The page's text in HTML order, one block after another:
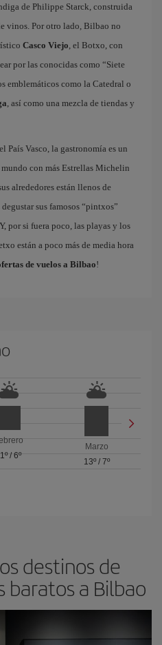
de Philippe Starck, construida
vinos. Por otro lado, Bilbao no
Casco Viejo, el Botxo, con
por las conocidas como “Siete
emblemáticos como la Catedral o
, así como una mezcla de tiendas y
País Vasco, la gastronomía es un
con más Estrellas Michelin
alrededores están llenos de
sus famosos “pintxos”
por si fuera poco, las playas y los
están a poco más de media hora
de vuelos a Bilbao!
/ 6º
Marzo
13º/ 7º
destinos de
baratos a Bilbao